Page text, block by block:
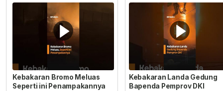
Kebakaran Bromo Meluas
Seperti ini Penampakannya
Kebakaran Landa Gedung
Bapenda Pemprov DKI